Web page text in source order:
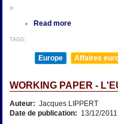
»
Read more
TAGS:
Europe Affaires
WORKING PAPER -
Auteur: Jacques LIPPERT
Date de publication: 13/12/2011